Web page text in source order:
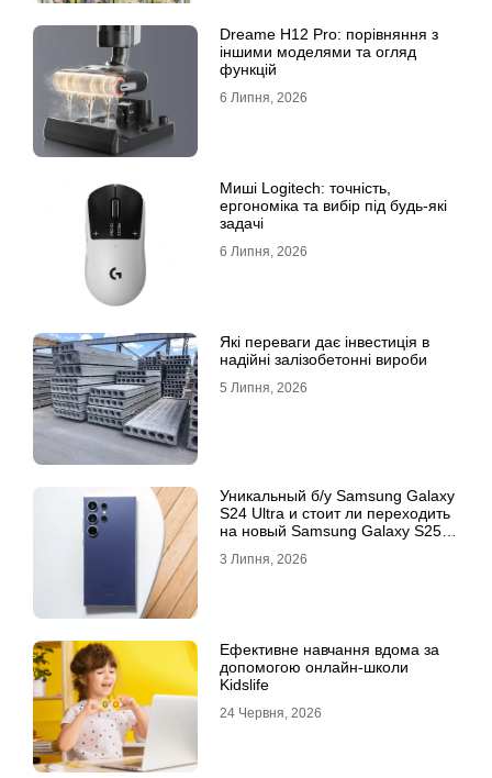
Dreame H12 Pro: порівняння з
іншими моделями та огляд
функцій
6 Липня, 2026
Миші Logitech: точність,
ергономіка та вибір під будь-які
задачі
6 Липня, 2026
Які переваги дає інвестиція в
надійні залізобетонні вироби
5 Липня, 2026
Уникальный б/у Samsung Galaxy
S24 Ultra и стоит ли переходить
на новый Samsung Galaxy S25
3 Липня, 2026
Ефективне навчання вдома за
допомогою онлайн-школи
Kidslife
24 Червня, 2026